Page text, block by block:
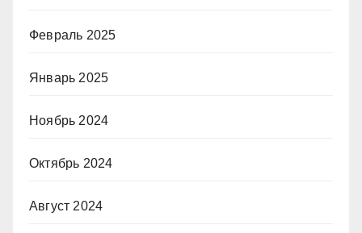
Февраль 2025
Январь 2025
Ноябрь 2024
Октябрь 2024
Август 2024